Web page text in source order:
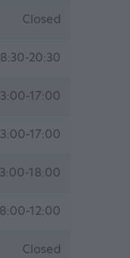
Closed
20:30
17:00
17:00
18:00
12:00
Closed